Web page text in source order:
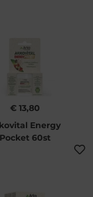
€ 13,80
Energy
Pocket 60st